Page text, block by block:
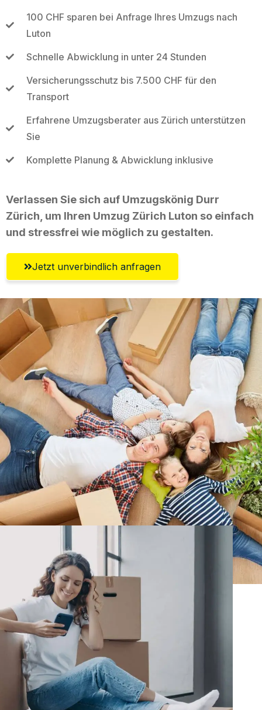
100 CHF sparen bei Anfrage Ihres Umzugs nach
Luton
Schnelle Abwicklung in unter 24 Stunden
Versicherungsschutz bis 7.500 CHF für den
Transport
Erfahrene Umzugsberater aus Zürich unterstützen
Sie
Komplette Planung & Abwicklung inklusive
Verlassen Sie sich auf Umzugskönig Durr
Zürich, um Ihren Umzug Zürich Luton so einfach
und stressfrei wie möglich zu gestalten.
Jetzt unverbindlich anfragen